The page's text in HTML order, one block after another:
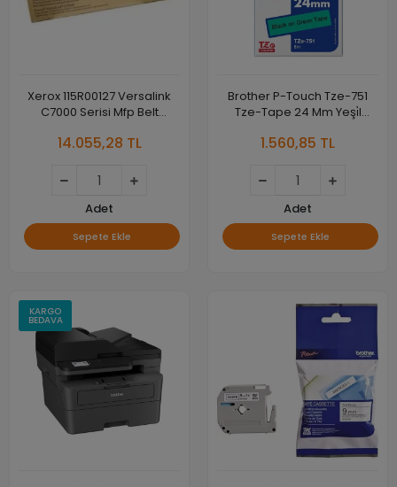
Xerox 115R00127 Versalink
C7000 Serisi Mfp Belt
14.055,28 TL
Adet
Sepete Ekle
Brother P-Touch Tze-751
Tze-Tape 24 Mm Yeşi̇l
Eti̇ket
1.560,85 TL
Adet
Sepete Ekle
KARGO
BEDAVA